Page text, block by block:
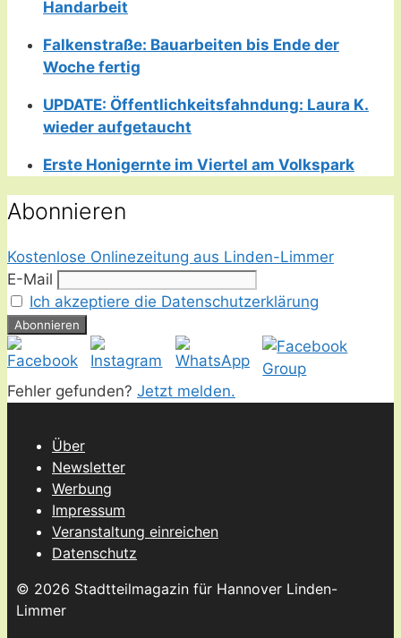
Handarbeit
Falkenstraße: Bauarbeiten bis Ende der
Woche fertig
UPDATE: Öffentlichkeitsfahndung: Laura K.
wieder aufgetaucht
Erste Honigernte im Viertel am Volkspark
Abonnieren
Kostenlose Onlinezeitung aus Linden-Limmer
E-Mail
Ich akzeptiere die Datenschutzerklärung
Fehler gefunden? Jetzt melden.
Über
Newsletter
Werbung
Impressum
Veranstaltung einreichen
Datenschutz
© 2026 Stadtteilmagazin für Hannover Linden-
Limmer